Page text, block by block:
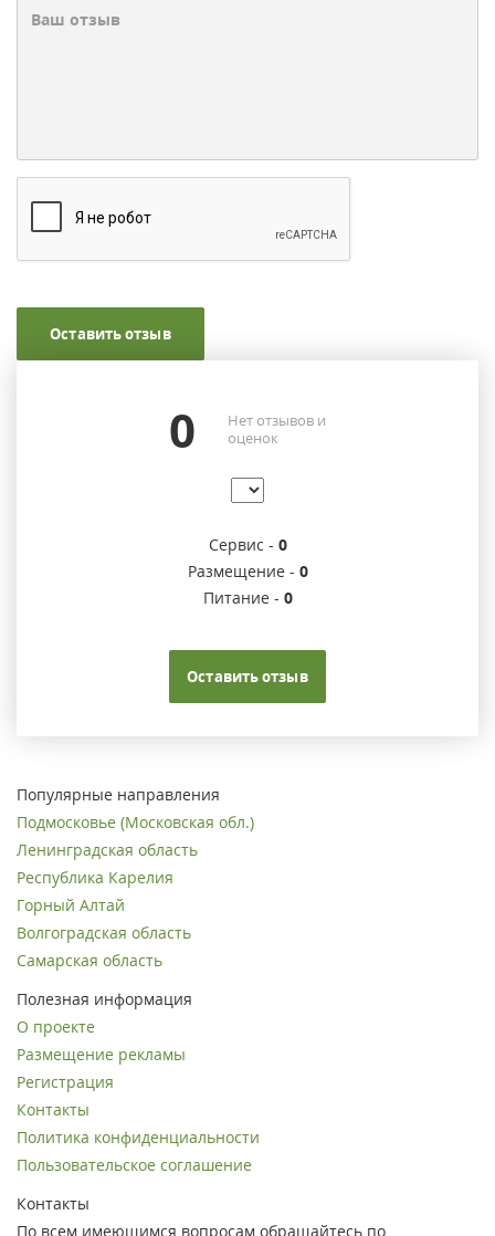
Оставить отзыв
0
Нет отзывов и
оценок
Сервис - 0
Размещение - 0
Питание - 0
Оставить отзыв
Популярные направления
Подмосковье (Московская обл.)
Ленинградская область
Республика Карелия
Горный Алтай
Волгоградская область
Самарская область
Полезная информация
О проекте
Размещение рекламы
Регистрация
Контакты
Политика конфиденциальности
Пользовательское соглашение
Контакты
По всем имеющимся вопросам обращайтесь по